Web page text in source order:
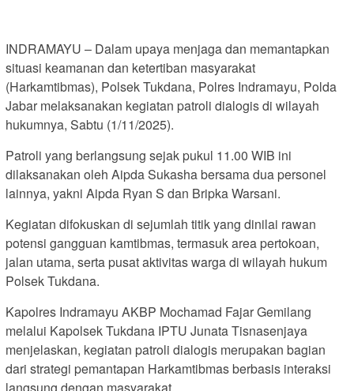
INDRAMAYU – Dalam upaya menjaga dan memantapkan
situasi keamanan dan ketertiban masyarakat
(Harkamtibmas), Polsek Tukdana, Polres Indramayu, Polda
Jabar melaksanakan kegiatan patroli dialogis di wilayah
hukumnya, Sabtu (1/11/2025).
Patroli yang berlangsung sejak pukul 11.00 WIB ini
dilaksanakan oleh Aipda Sukasha bersama dua personel
lainnya, yakni Aipda Ryan S dan Bripka Warsani.
Kegiatan difokuskan di sejumlah titik yang dinilai rawan
potensi gangguan kamtibmas, termasuk area pertokoan,
jalan utama, serta pusat aktivitas warga di wilayah hukum
Polsek Tukdana.
Kapolres Indramayu AKBP Mochamad Fajar Gemilang
melalui Kapolsek Tukdana IPTU Junata Tisnasenjaya
menjelaskan, kegiatan patroli dialogis merupakan bagian
dari strategi pemantapan Harkamtibmas berbasis interaksi
langsung dengan masyarakat.